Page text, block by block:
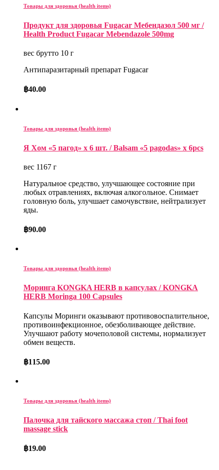
Товары для здоровья (health items)
Продукт для здоровья Fugacar Мебендазол 500 мг /
Health Product Fugacar Mebendazole 500mg
вес брутто 10 г
Антипаразитарный препарат Fugacar
฿40.00
Товары для здоровья (health items)
Я Хом «5 пагод» x 6 шт. / Balsam «5 pagodas» x 6pcs
вес 1167 г
Натуральное средство, улучшающее состояние при
любых отравлениях, включая алкогольное. Снимает
головную боль, улучшает самочувствие, нейтрализует
яды.
฿90.00
Товары для здоровья (health items)
Моринга KONGKA HERB в капсулах / KONGKA
HERB Moringa 100 Capsules
Капсулы Моринги оказывают противовоспалительное,
противоинфекционное, обезболивающее действие.
Улучшают работу мочеполовой системы, нормализует
обмен веществ.
฿115.00
Товары для здоровья (health items)
Палочка для тайского массажа стоп / Thai foot
massage stick
฿19.00